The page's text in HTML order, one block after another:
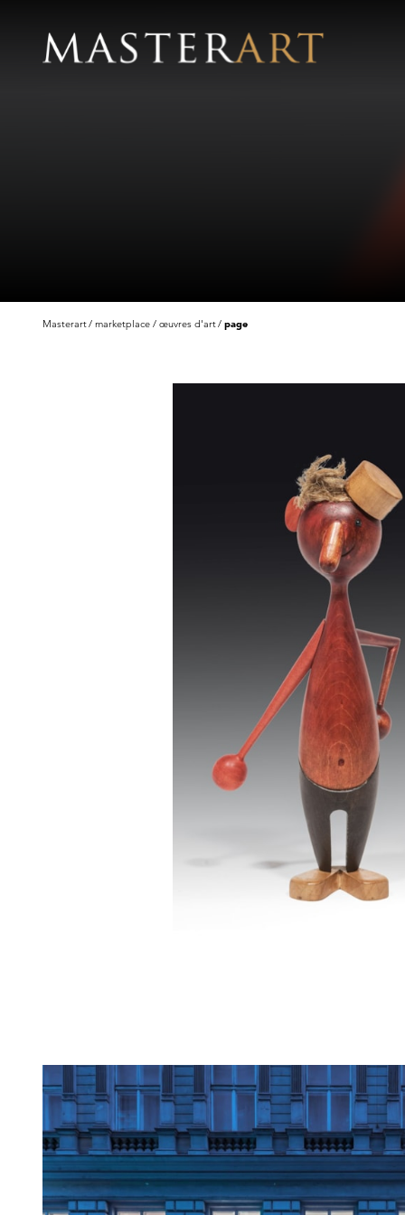
Masterart marketplace œuvres d'art page